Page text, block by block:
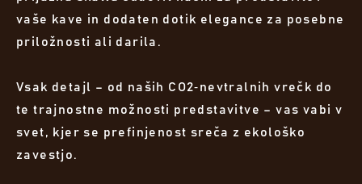
vaše kave in dodaten dotik elegance za posebne
priložnosti ali darila.
Vsak detajl – od naših CO2‑nevtralnih vrečk do
te trajnostne možnosti predstavitve – vas vabi v
svet, kjer se prefinjenost sreča z ekološko
zavestjo.